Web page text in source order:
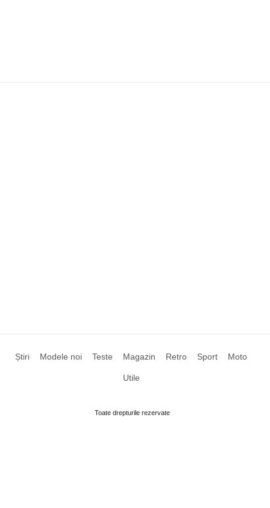
Știri Modele noi Teste Magazin Retro Sport Moto
Utile
Toate drepturile rezervate